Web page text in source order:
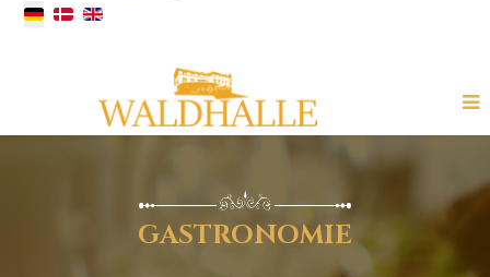
Sprache auswählen
GASTRONOMIE